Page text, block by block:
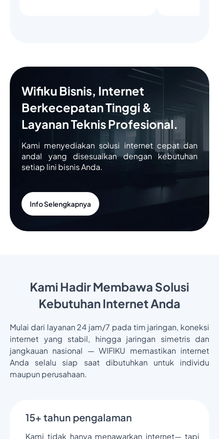
Wifiku Bisnis, Internet
Berkecepatan Tinggi &
Layanan Teknis Profesional.
Kami menyediakan solusi internet cepat dan
andal yang disesuaikan dengan kebutuhan
setiap lini bisnis Anda.
Info Selengkapnya
Kami Hadir Membawa Solusi
Kebutuhan Internet Anda
Mulai dari layanan 24 jam/7 pada tim jaringan, koneksi
internet yang stabil, hingga jaringan simetris dan
jangkauan nasional — WIFIKU memastikan internet
Anda selalu siap saat dibutuhkan untuk individu
maupun perusahaan.
15+ tahun pengalaman
Kami tidak hanya menawarkan internet— tapi